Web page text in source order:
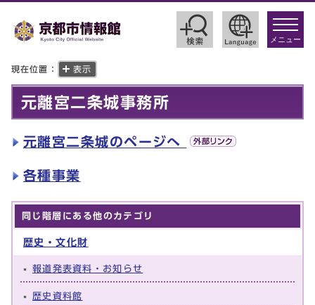
toggle
メニュー
現在位置： 表示
元離宮二条城事務所
元離宮二条城のページへ
各種事業
同じ階層にある他のカテゴリ
歴史・文化財
報道発表資料・お知らせ
歴史資料館